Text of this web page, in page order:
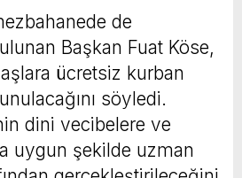
de
Başkan Fuat Köse,
ücretsiz kurban
söyledi.
dini vecibelere ve
uygun şekilde uzman